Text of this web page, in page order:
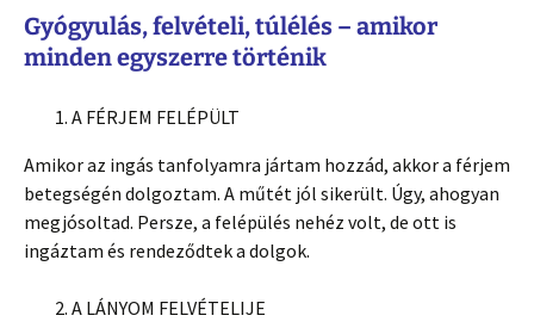
Gyógyulás, felvételi, túlélés – amikor
minden egyszerre történik
A FÉRJEM FELÉPÜLT
Amikor az ingás tanfolyamra jártam hozzád, akkor a férjem
betegségén dolgoztam. A műtét jól sikerült. Úgy, ahogyan
megjósoltad. Persze, a felépülés nehéz volt, de ott is
ingáztam és rendeződtek a dolgok.
A LÁNYOM FELVÉTELIJE